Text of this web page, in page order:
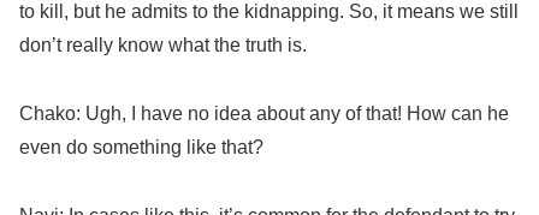
to kill, but he admits to the kidnapping. So, it means we still
don’t really know what the truth is.
Chako: Ugh, I have no idea about any of that! How can he
even do something like that?